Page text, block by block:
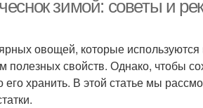
зимой: советы и
овощей, которые
полезных свойств. Однако, чтобы
его хранить. В этой статье мы